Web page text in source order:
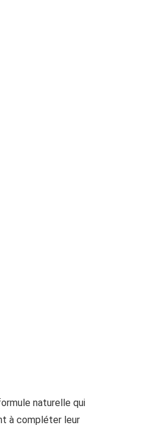
naturelle qui
à compléter leur